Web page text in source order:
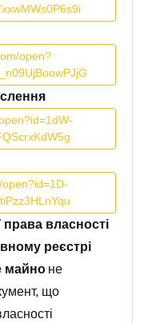
open?
права власності
реєстрі
майно не
що